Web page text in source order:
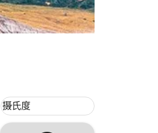
Weather unit option 摄氏度
摄氏度
keyboard_arrow_down